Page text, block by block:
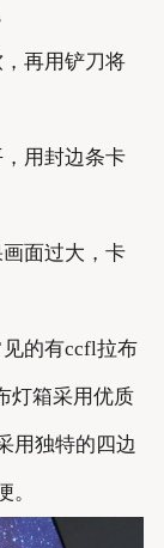
再用铲刀将
用封边条卡
面过大，卡
的有ccfl拉布
灯箱采用优质
用独特的四边